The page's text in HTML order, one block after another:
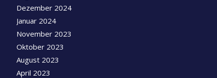
Dezember 2024
Januar 2024
November 2023
Oktober 2023
August 2023
April 2023